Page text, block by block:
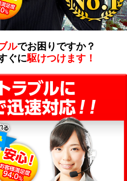
ルでお困りですか？
ぐに駆けつけます！